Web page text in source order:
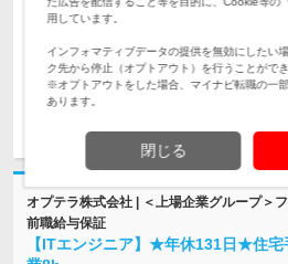
役割・キャリアに応じて2つの給
オプテラ株式会社 | ＜上場企業グループ＞
前職給与保証
【ITエンジニア】★年休131日★住
用しています。
インフォマティブデータの提供を無効にしたい
ク先から停止（オプトアウト）を行うことができ
※オプトアウトをした場合、マイナビ転職の一
あります。
閉じる